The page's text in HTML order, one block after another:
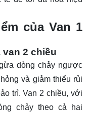
của Van 1
van 2 chiều
dòng chảy ngược
và giảm thiểu rủi
trì. Van 2 chiều, với
chảy theo cả hai